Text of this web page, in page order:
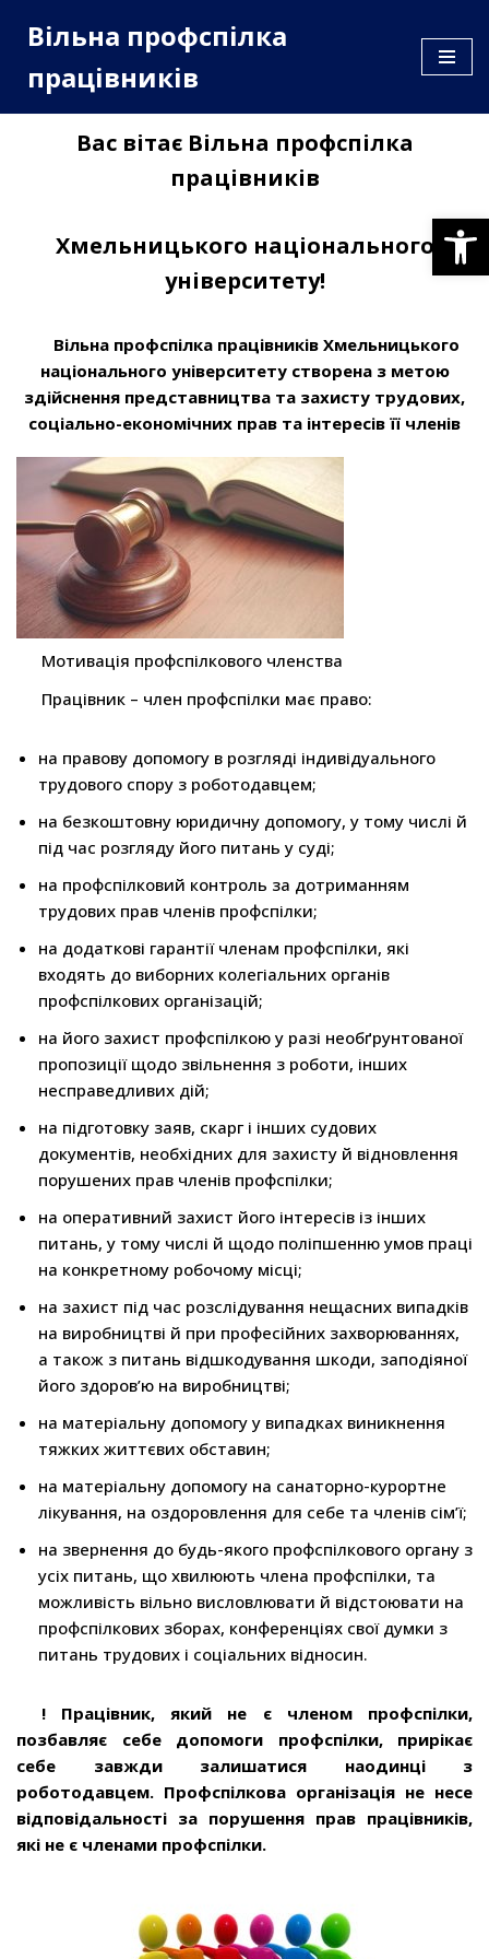
до
вмісту
Вільна профспілка
працівників
Вас вітає Вільна профспілка
працівників
Хмельницького національного
університету!
Вільна профспілка працівників Хмельницького
національного університету створена з метою
здійснення представництва та захисту трудових,
соціально-економічних прав та інтересів її членів
Мотивація профспілкового членства
Працівник – член профспілки має право:
на правову допомогу в розгляді індивідуального
трудового спору з роботодавцем;
на безкоштовну юридичну допомогу, у тому числі й
під час розгляду його питань у суді;
на профспілковий контроль за дотриманням
трудових прав членів профспілки;
на додаткові гарантії членам профспілки, які
входять до виборних колегіальних органів
профспілкових організацій;
на його захист профспілкою у разі необґрунтованої
пропозиції щодо звільнення з роботи, інших
несправедливих дій;
на підготовку заяв, скарг і інших судових
документів, необхідних для захисту й відновлення
порушених прав членів профспілки;
на оперативний захист його інтересів із інших
питань, у тому числі й щодо поліпшенню умов праці
на конкретному робочому місці;
на захист під час розслідування нещасних випадків
на виробництві й при професійних захворюваннях,
а також з питань відшкодування шкоди, заподіяної
його здоров’ю на виробництві;
на матеріальну допомогу у випадках виникнення
тяжких життєвих обставин;
на матеріальну допомогу на санаторно-курортне
лікування, на оздоровлення для себе та членів сім’ї;
на звернення до будь-якого профспілкового органу з
усіх питань, що хвилюють члена профспілки, та
можливість вільно висловлювати й відстоювати на
профспілкових зборах, конференціях свої думки з
питань трудових і соціальних відносин.
!
Працівник, який не є членом профспілки,
позбавляє себе допомоги профспілки, прирікає
себе завжди залишатися наодинці з
роботодавцем. Профспілкова організація не несе
відповідальності за порушення прав працівників,
які не є членами профспілки.